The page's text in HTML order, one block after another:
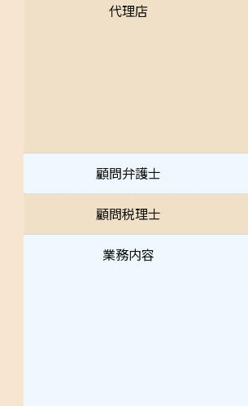
代理店
顧問弁護士
顧問税理士
業務内容